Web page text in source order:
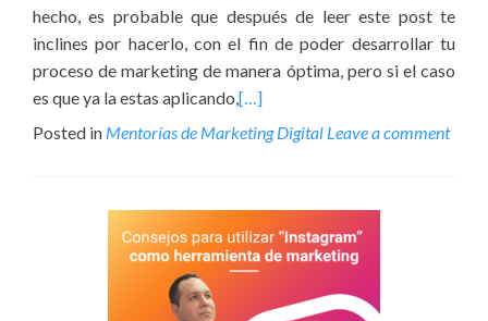
hecho, es probable que después de leer este post te
inclines por hacerlo, con el fin de poder desarrollar tu
proceso de marketing de manera óptima, pero si el caso
es que ya la estas aplicando,[…]
Posted in Mentorías de Marketing Digital Leave a comment